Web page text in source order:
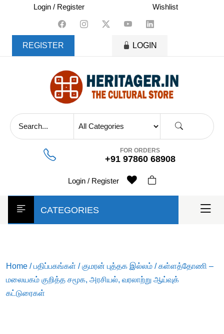
content
Login / Register Wishlist
REGISTER LOGIN
FOR ORDERS
+91 97860 68908
Login / Register
CATEGORIES
Home /பதிப்பகங்கள் /குமரன் புத்தக இல்லம் / கள்ளத்தோணி –
மலையகம் குறித்த சமூக, அரசியல், வரலாற்று ஆய்வுக்
கட்டுரைகள்